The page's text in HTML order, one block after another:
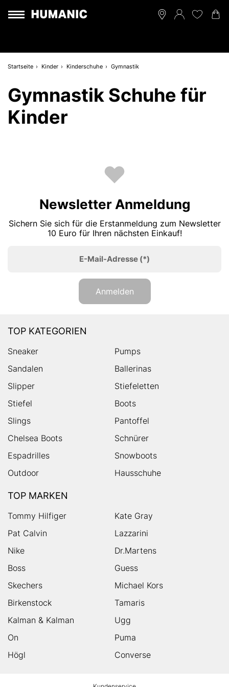
Startseite Kinder Kinderschuhe Gymnastik
Gymnastik Schuhe für
Kinder
Newsletter Anmeldung
Sichern Sie sich für die Erstanmeldung zum Newsletter
10 Euro für Ihren nächsten Einkauf!
E-Mail-Adresse (*)
Anmelden
TOP KATEGORIEN
Sneaker
Pumps
Sandalen
Ballerinas
Slipper
Stiefeletten
Stiefel
Boots
Slings
Pantoffel
Chelsea Boots
Schnürer
Espadrilles
Snowboots
Outdoor
Hausschuhe
TOP MARKEN
Tommy Hilfiger
Kate Gray
Pat Calvin
Lazzarini
Nike
Dr.Martens
Boss
Guess
Skechers
Michael Kors
Birkenstock
Tamaris
Kalman & Kalman
Ugg
On
Puma
Högl
Converse